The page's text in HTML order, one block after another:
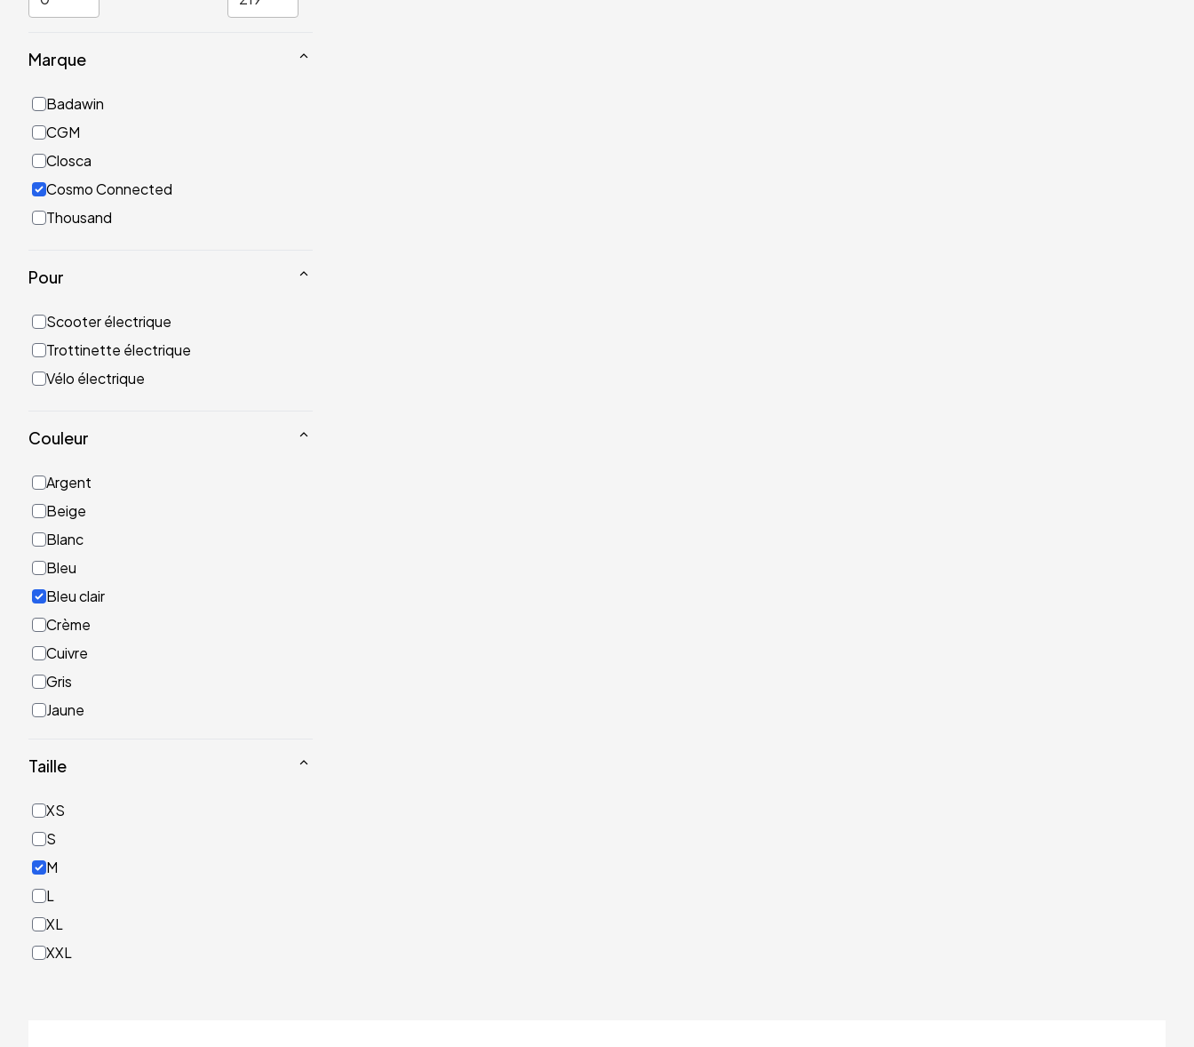
Marque
Badawin
CGM
Closca
Cosmo Connected
Thousand
Pour
Scooter électrique
Trottinette électrique
Vélo électrique
Couleur
Argent
Beige
Blanc
Bleu
Bleu clair
Crème
Cuivre
Gris
Jaune
Or
Taille
XS
S
M
L
XL
XXL